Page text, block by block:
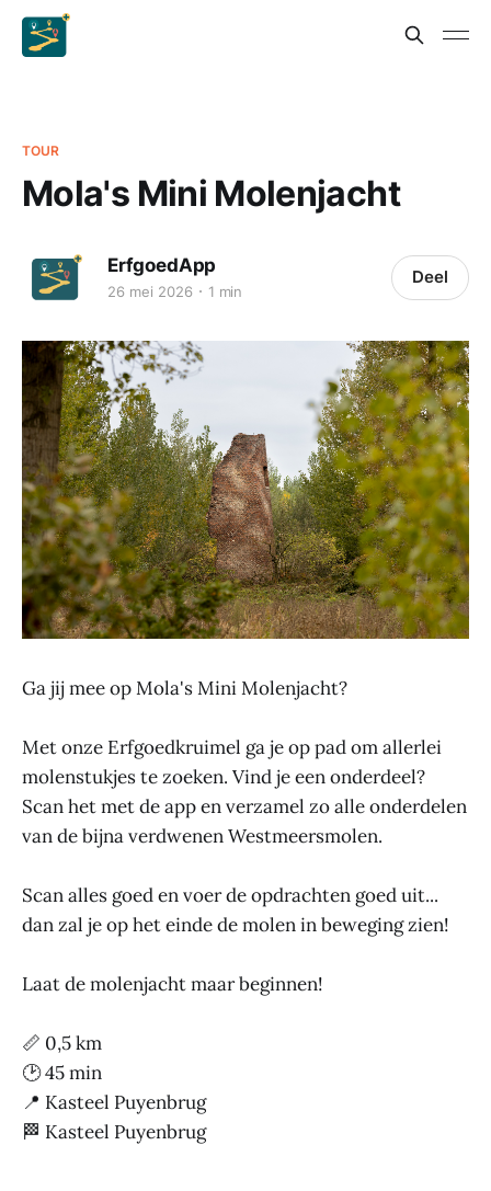
TOUR
Mola's Mini Molenjacht
ErfgoedApp
26 mei 2026 1 min
Deel
Ga jij mee op Mola's Mini Molenjacht?
Met onze Erfgoedkruimel ga je op pad om allerlei
molenstukjes te zoeken. Vind je een onderdeel?
Scan het met de app en verzamel zo alle onderdelen
van de bijna verdwenen Westmeersmolen.
Scan alles goed en voer de opdrachten goed uit...
dan zal je op het einde de molen in beweging zien!
Laat de molenjacht maar beginnen!
📏 0,5 km
🕑 45 min
📍 Kasteel Puyenbrug
🏁 Kasteel Puyenbrug